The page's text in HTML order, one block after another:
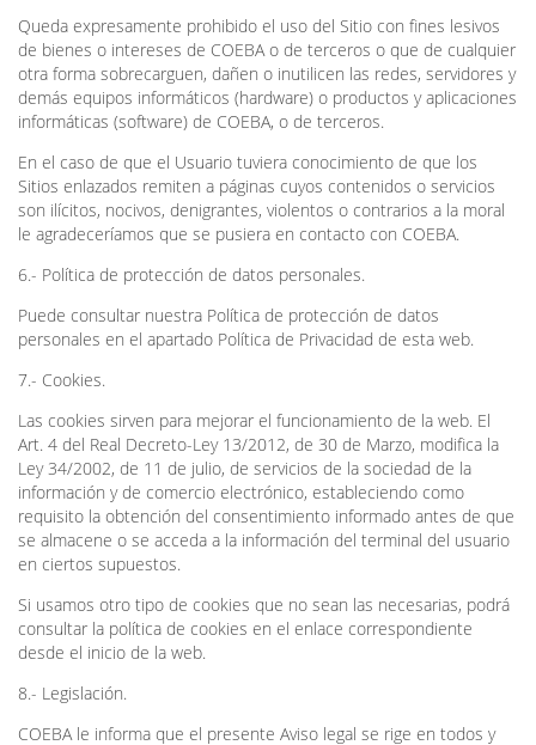
Queda expresamente prohibido el uso del Sitio con fines lesivos
de bienes o intereses de COEBA o de terceros o que de cualquier
otra forma sobrecarguen, dañen o inutilicen las redes, servidores y
demás equipos informáticos (hardware) o productos y aplicaciones
informáticas (software) de COEBA, o de terceros.
En el caso de que el Usuario tuviera conocimiento de que los
Sitios enlazados remiten a páginas cuyos contenidos o servicios
son ilícitos, nocivos, denigrantes, violentos o contrarios a la moral
le agradeceríamos que se pusiera en contacto con COEBA.
6.- Política de protección de datos personales.
Puede consultar nuestra Política de protección de datos
personales en el apartado Política de Privacidad de esta web.
7.- Cookies.
Las cookies sirven para mejorar el funcionamiento de la web. El
Art. 4 del Real Decreto-Ley 13/2012, de 30 de Marzo, modifica la
Ley 34/2002, de 11 de julio, de servicios de la sociedad de la
información y de comercio electrónico, estableciendo como
requisito la obtención del consentimiento informado antes de que
se almacene o se acceda a la información del terminal del usuario
en ciertos supuestos.
Si usamos otro tipo de cookies que no sean las necesarias, podrá
consultar la política de cookies en el enlace correspondiente
desde el inicio de la web.
8.- Legislación.
COEBA le informa que el presente Aviso legal se rige en todos y